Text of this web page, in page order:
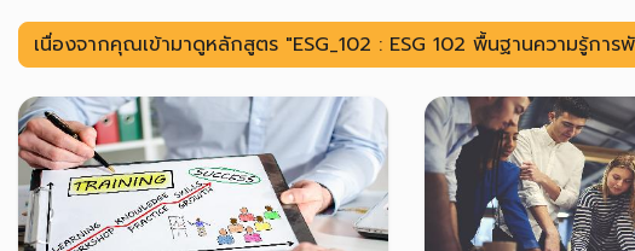
เนื่องจากคุณเข้ามาดูหลักสูตร "ESG_102 : ESG 102 พื้นฐานความรู้กา